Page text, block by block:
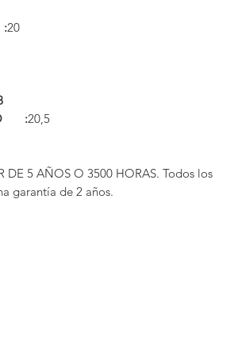
:20
:20,5
DE 5 AÑOS O 3500 HORAS. Todos los
garantía de 2 años.